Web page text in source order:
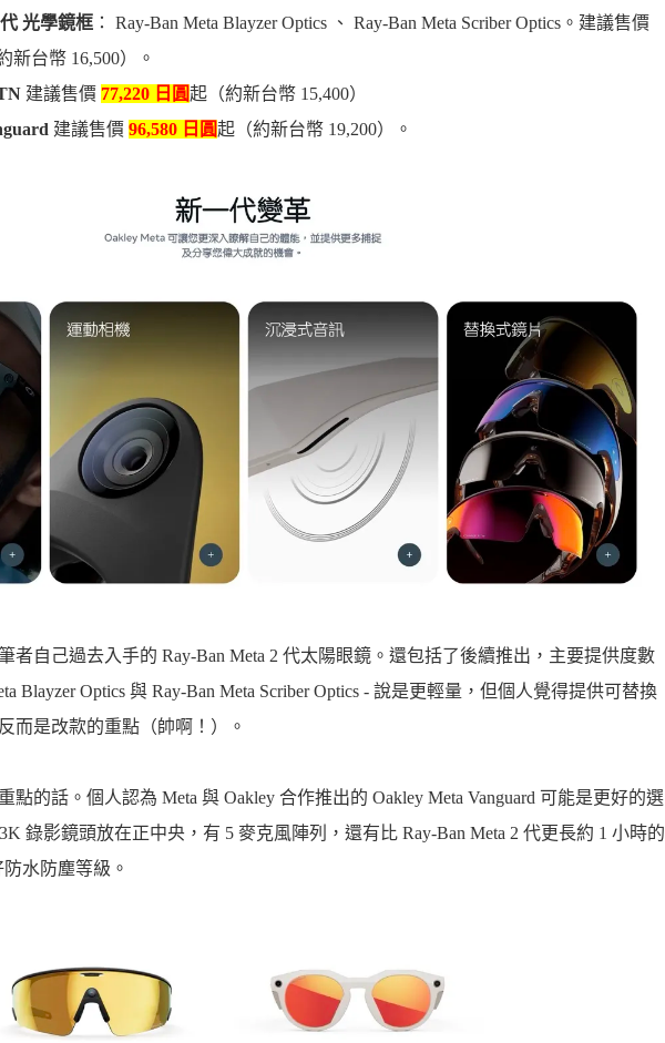
光學鏡框 ： Ray-Ban Meta Blayzer Optics 、 Ray-Ban Meta Scriber Optics。建議售價
新台幣 16,500）。
建議售價 77,220 日圓起（約新台幣 15,400）
建議售價 96,580 日圓起（約新台幣 19,200）。
者自己過去入手的 Ray-Ban Meta 2 代太陽眼鏡。還包括了後續推出，主要提供度數
Blayzer Optics 與 Ray-Ban Meta Scriber Optics - 說是更輕量，但個人覺得提供可替換
而是改款的重點（帥啊！）。
點的話。個人認為 Meta 與 Oakley 合作推出的 Oakley Meta Vanguard 可能是更好的選
錄影鏡頭放在正中央，有 5 麥克風陣列，還有比 Ray-Ban Meta 2 代更長約 1 小時的
水防塵等級。